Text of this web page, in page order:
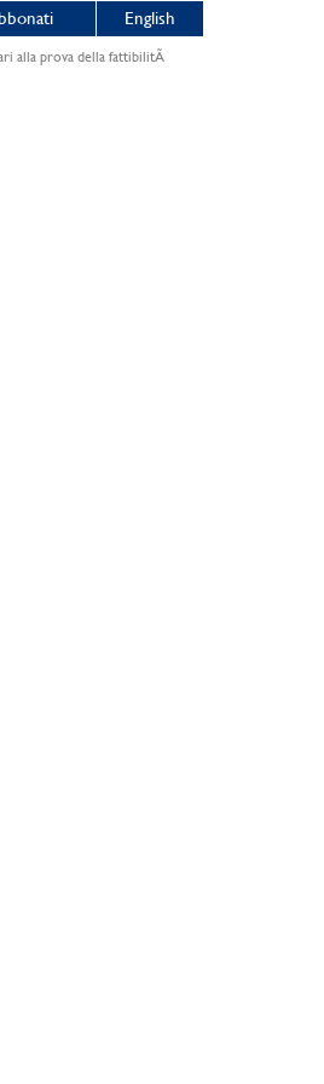
English
alla prova della fattibilitÃ